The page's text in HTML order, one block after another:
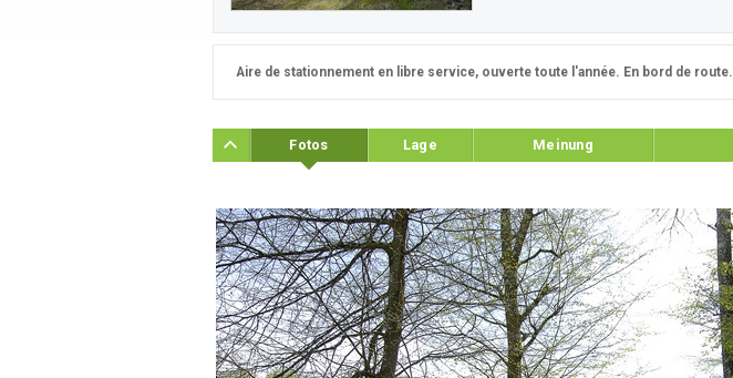
Aire de stationnement en libre service, ouverte toute l'année. En bord de route.
Fotos Lage Meinung